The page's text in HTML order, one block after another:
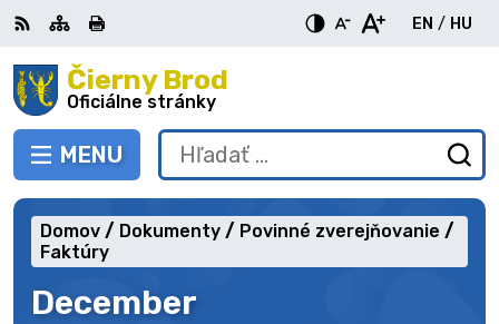
Preskočiť
na
obsah Čierny Brod
Oficiálne stránky
PREPNÚŤ
MENU
RSS MapaTlačiť
EN
English
/ HU
Hľadať:
December
Domov Dokumenty
Povinné zverejňovanie
Faktúry